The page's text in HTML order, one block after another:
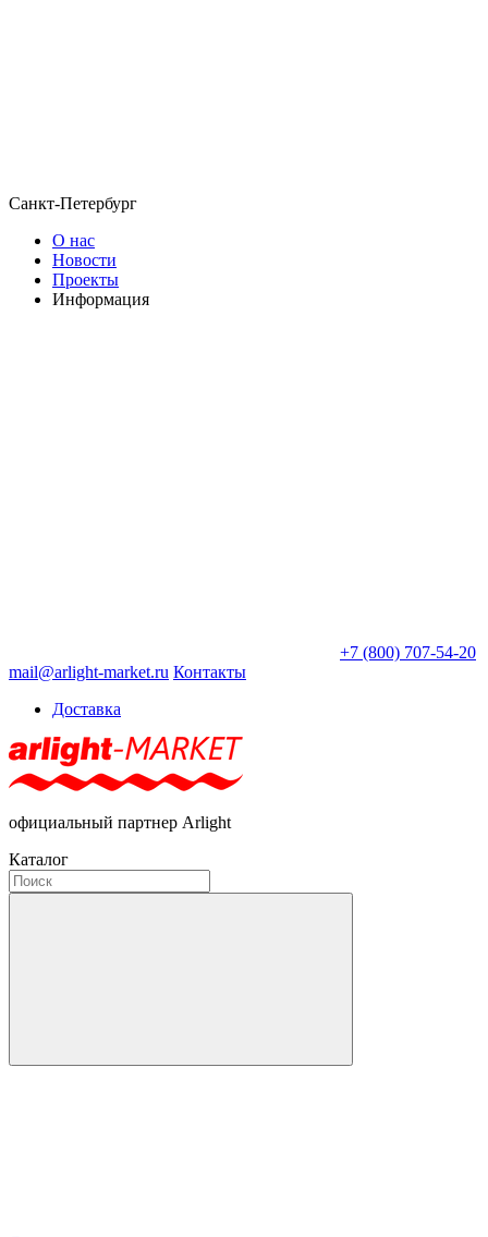
Санкт-Петербург
О нас
Новости
Проекты
Информация
+7 (800) 707-54-20
mail@arlight-market.ru Контакты
Доставка
официальный партнер Arlight
Каталог